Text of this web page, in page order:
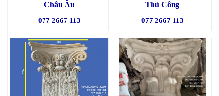
Châu Âu
077 2667 113
Thủ Công
077 2667 113